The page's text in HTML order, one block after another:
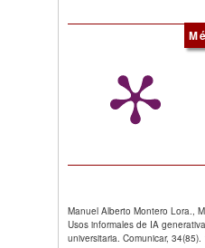
Manuel Alberto Montero Lora.,
Usos informales de IA
universitaria. Comunicar,